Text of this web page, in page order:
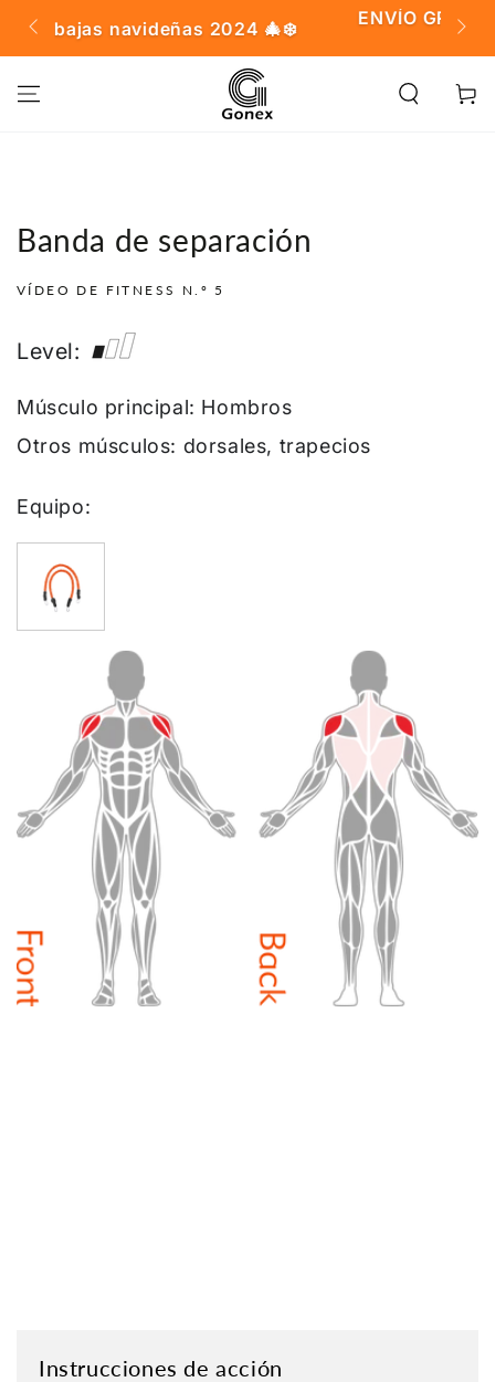
CONTENIDO
🎄❄️
ENVÍO GRATIS en pedidos
Carrito
Banda de separación
VÍDEO DE FITNESS N.º 5
Level:
Músculo principal: Hombros
Otros músculos: dorsales, trapecios
Equipo:
Instrucciones de acción